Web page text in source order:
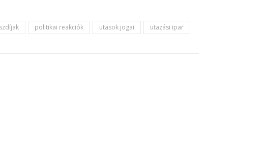
politikai reakciók utasok jogai utazási ipar